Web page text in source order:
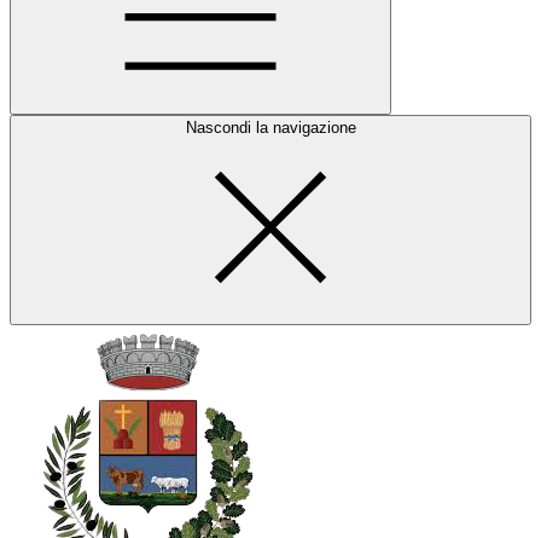
Nascondi la navigazione